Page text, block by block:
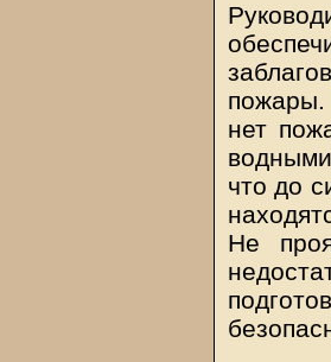
нет
что до
Не